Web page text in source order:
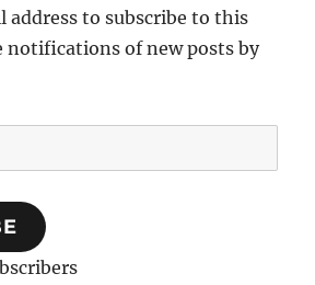
address to subscribe to this
notifications of new posts by